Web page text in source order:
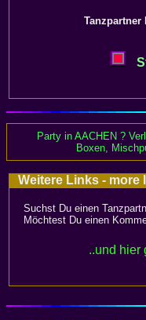
Tanzpartner
Party in AACHEN ?
Boxen,
Weitere Links -
Suchst Du einen
Möchtest Du einen
..und hier